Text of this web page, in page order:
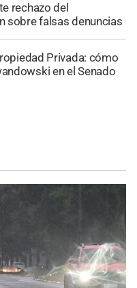
rechazo del
sobre falsas denuncias
Privada: cómo
en el Senado